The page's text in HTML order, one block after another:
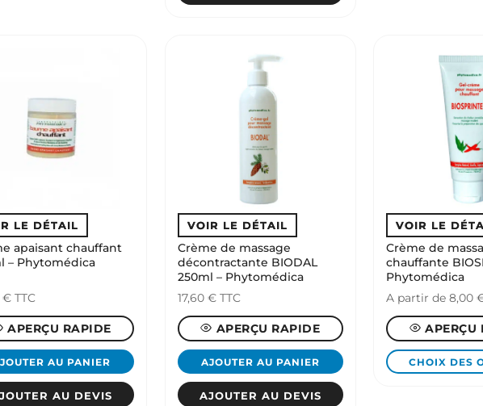
variations.
du
produit
apaisant chauffant
– Phytomédica
€ TTC
APERÇU RAPIDE
AU PANIER
AU DEVIS
Crème de massage
décontractante BIODAL
250ml – Phytomédica
17,60 € TTC
APERÇU RAPIDE
AJOUTER AU PANIER
AJOUTER AU DEVIS
Crème de
chauffante
Phytomédica
A partir de8,00
APERÇU
CHOIX DES